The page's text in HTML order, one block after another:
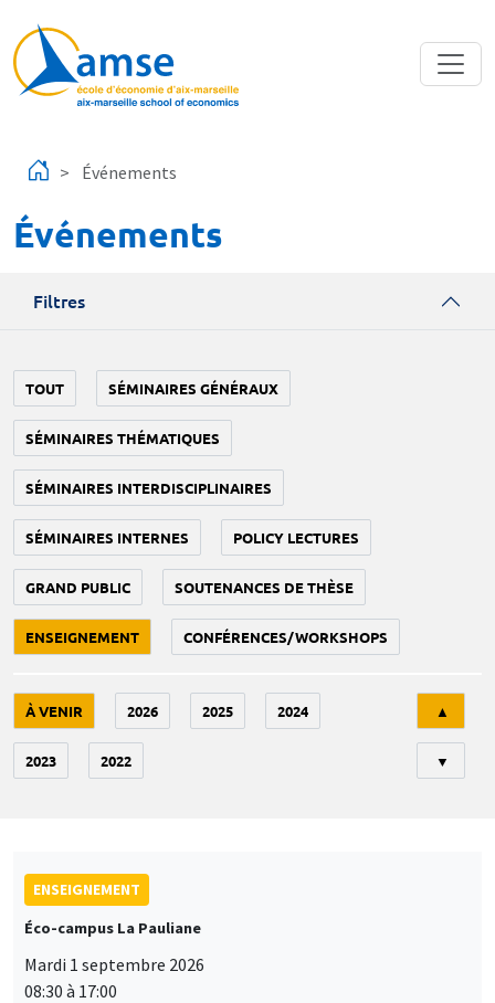
Événements
Événements
Filtres
TOUT SÉMINAIRES GÉNÉRAUX
SÉMINAIRES THÉMATIQUES
SÉMINAIRES INTERDISCIPLINAIRES
SÉMINAIRES INTERNES POLICY LECTURES
GRAND PUBLIC SOUTENANCES DE THÈSE
ENSEIGNEMENT CONFÉRENCES/WORKSHOPS
À VENIR 2026 2025 2024
2023 2022
▲
▼
ENSEIGNEMENT
Éco-campus La Pauliane
Mardi 1 septembre 2026
08:30 à 17:00